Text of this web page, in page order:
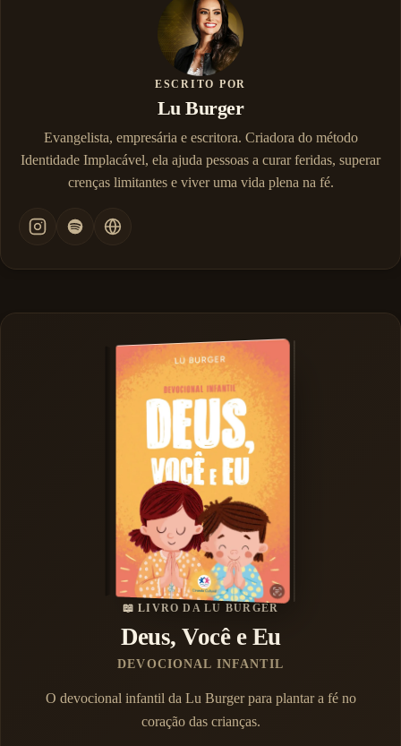
ESCRITO POR
Lu Burger
Evangelista, empresária e escritora. Criadora do método
Identidade Implacável, ela ajuda pessoas a curar feridas, superar
crenças limitantes e viver uma vida plena na fé.
📖 LIVRO DA LU BURGER
Deus, Você e Eu
DEVOCIONAL INFANTIL
O devocional infantil da Lu Burger para plantar a fé no
coração das crianças.